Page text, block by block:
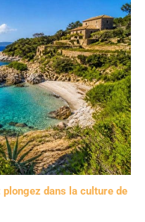
dans la culture de